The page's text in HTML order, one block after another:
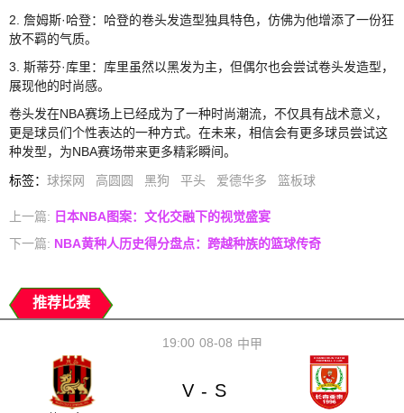
2. 詹姆斯·哈登：哈登的卷头发造型独具特色，仿佛为他增添了一份狂
放不羁的气质。
3. 斯蒂芬·库里：库里虽然以黑发为主，但偶尔也会尝试卷头发造型，
展现他的时尚感。
卷头发在NBA赛场上已经成为了一种时尚潮流，不仅具有战术意义，
更是球员们个性表达的一种方式。在未来，相信会有更多球员尝试这
种发型，为NBA赛场带来更多精彩瞬间。
标签： 球探网 高圆圆 黑狗 平头 爱德华多 篮板球
上一篇: 日本NBA图案：文化交融下的视觉盛宴
下一篇: NBA黄种人历史得分盘点：跨越种族的篮球传奇
推荐比赛
08-08
19:00 中甲
V - S